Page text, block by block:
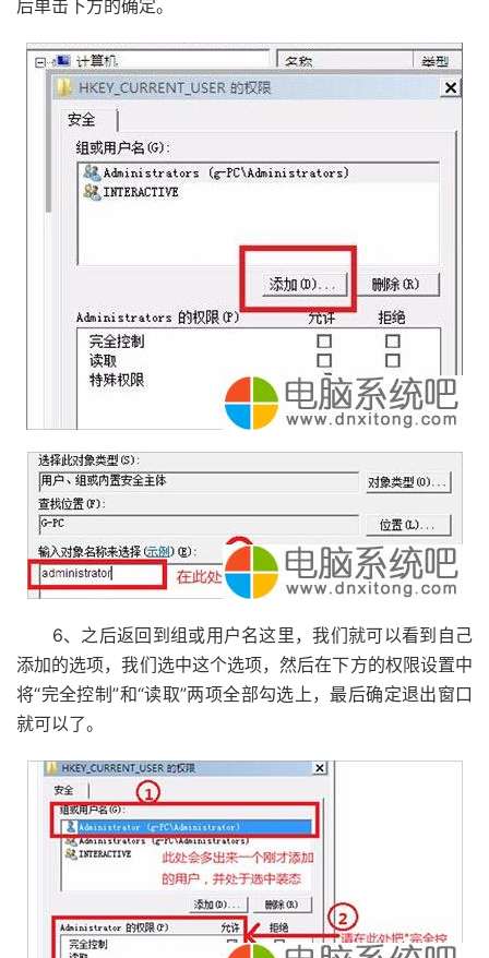
后单击下方的确定。
6、之后返回到组或用户名这里，我们就可以看到自己
添加的选项，我们选中这个选项，然后在下方的权限设置中
将“完全控制”和“读取”两项全部勾选上，最后确定退出窗口
就可以了。